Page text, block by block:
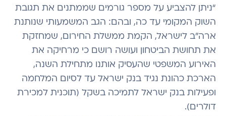
“ניתן להצביע על מספר גורמים שממתנים את תגובת
השוק המקומי עד כה, ובהם: הגב המשמעותי שנותנת
ארה”ב לישראל, הקמת ממשלת החירום, שמחזקת
את תחושת הביטחון ועושה רושם כי מרחיקה את
האירוע המשפטי שהעסיק אותנו מתחילת השנה,
הארכת כהונת נגיד בנק ישראל עד לסיום המלחמה
ופעילות בנק ישראל לתמיכה בשקל (תוכנית למכירת
דולרים).